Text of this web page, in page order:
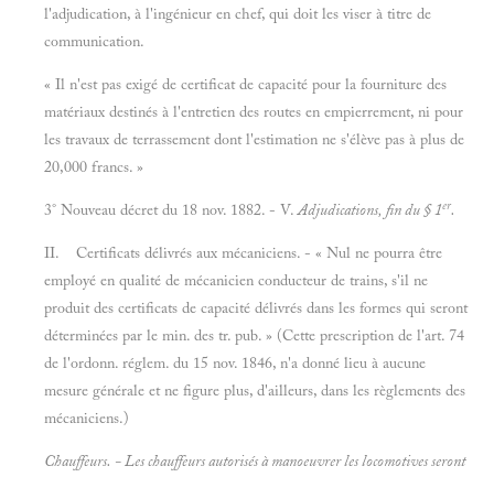
l'adjudication, à l'ingénieur en chef, qui doit les viser à titre de
communication.
« Il n'est pas exigé de certificat de capacité pour la fourniture des
matériaux destinés à l'entretien des routes en empierrement, ni pour
les travaux de terrassement dont l'estimation ne s'élève pas à plus de
20,000 francs. »
3° Nouveau décret du 18 nov. 1882. - V.Adjudications, fin du § 1er.
II. Certificats délivrés aux mécaniciens. - « Nul ne pourra être
employé en qualité de mécanicien conducteur de trains, s'il ne
produit des certificats de capacité délivrés dans les formes qui seront
déterminées par le min. des tr. pub. » (Cette prescription de l'art. 74
de l'ordonn. réglem. du 15 nov. 1846, n'a donné lieu à aucune
mesure générale et ne figure plus, d'ailleurs, dans les règlements des
mécaniciens.)
Chauffeurs. - Les chauffeurs autorisés à manoeuvrer les locomotives seront